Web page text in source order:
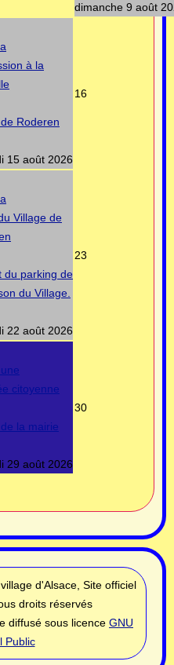
dimanche 9 août
à la
Roderen
15 août 2026
16
Village de
du parking de
du Village.
22 août 2026
23
citoyenne
la mairie
29 août 2026
30
d'Alsace, Site officiel
droits réservés
diffusé sous licence GNU
Public